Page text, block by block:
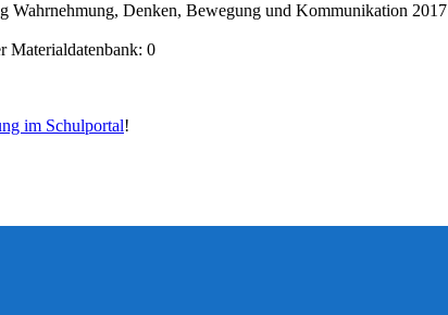
Wahrnehmung, Denken, Bewegung und Kommunikation 2017
Materialdatenbank: 0
im Schulportal!